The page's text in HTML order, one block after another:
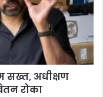
सख्त, अधीक्षण
रोका